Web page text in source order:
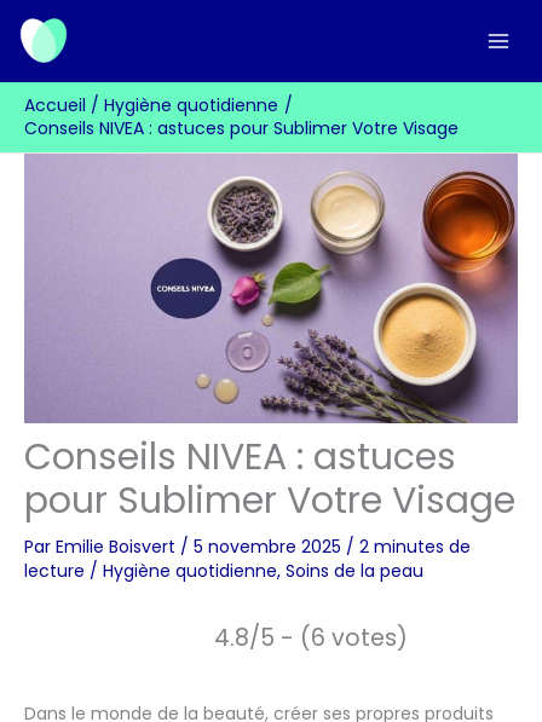
Aller
contenu
Accueil
Hygiène quotidienne
Conseils NIVEA : astuces pour Sublimer Votre Visage
Conseils NIVEA : astuces
pour Sublimer Votre Visage
Par Emilie Boisvert / 5 novembre 2025 / 2 minutes de
lecture / Hygiène quotidienne, Soins de la peau
4.8/5 - (6 votes)
Dans le monde de la beauté, créer ses propres produits